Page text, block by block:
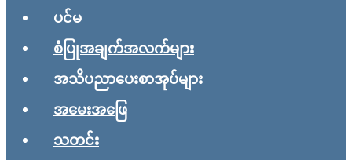
ပင်မ
စံပြုအချက်အလက်များ
အသိပညာပေးစာအုပ်များ
အမေးအဖြေ
သတင်း